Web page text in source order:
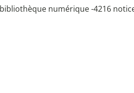
numérique -4216